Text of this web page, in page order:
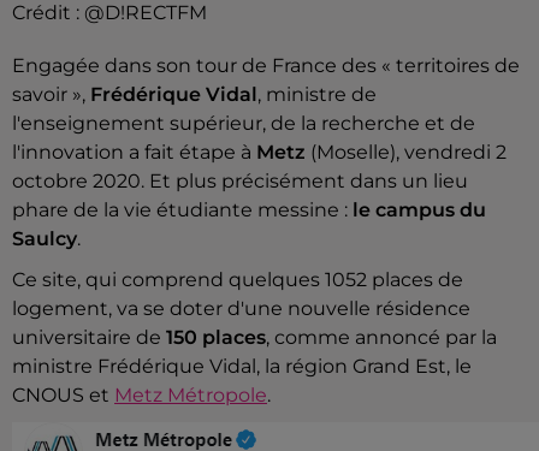
Crédit : @D!RECTFM
Engagée dans son tour de France des « territoires de
savoir », Frédérique Vidal, ministre de
l'enseignement supérieur, de la recherche et de
l'innovation a fait étape à Metz (Moselle), vendredi 2
octobre 2020. Et plus précisément dans un lieu
phare de la vie étudiante messine : le campus du
Saulcy.
Ce site, qui comprend quelques 1052 places de
logement, va se doter d'une nouvelle résidence
universitaire de 150 places, comme annoncé par la
ministre Frédérique Vidal, la région Grand Est, le
CNOUS et Metz Métropole.